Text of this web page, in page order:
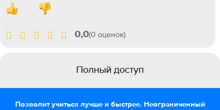
0,0(0 оценок)
Полный доступ
Позволит учиться лучше и быстрее. Неограниченный